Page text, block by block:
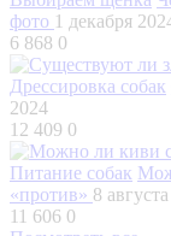
фото 1 декабря
6 868 0
Дрессировка собак
2024
12 409 0
Питание собак
«против» 8
11 606 0